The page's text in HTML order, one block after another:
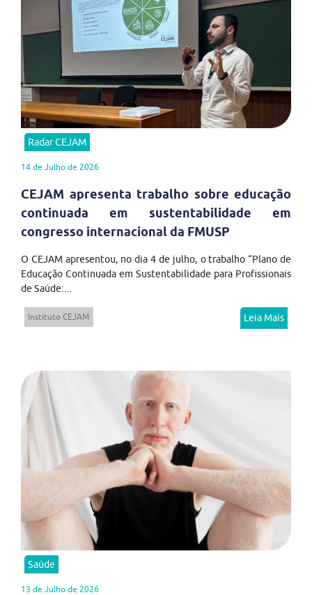
Radar CEJAM
14 de Julho de 2026
CEJAM apresenta trabalho sobre educação
continuada em sustentabilidade em
congresso internacional da FMUSP
O CEJAM apresentou, no dia 4 de julho, o trabalho “Plano de
Educação Continuada em Sustentabilidade para Profissionais
de Saúde:...
Instituto CEJAM Leia Mais
Saúde
13 de Julho de 2026